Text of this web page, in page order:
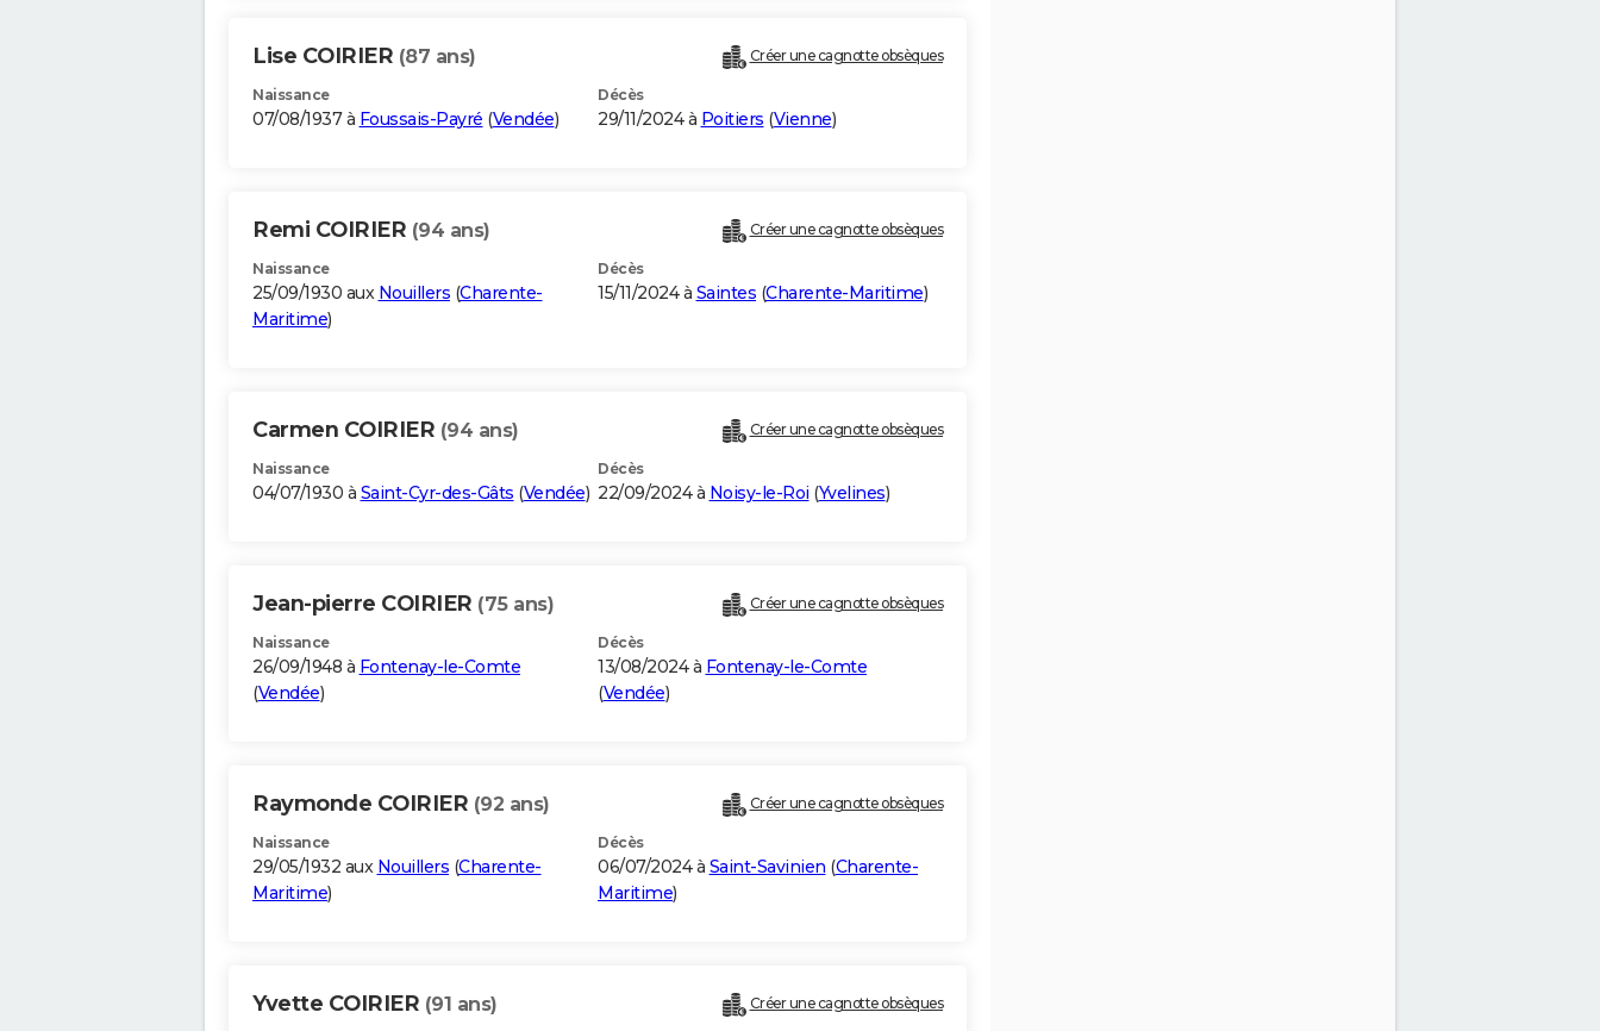
Lise COIRIER (87 ans) Créer une cagnotte obsèques
Naissance
07/08/1937 à Foussais-Payré (Vendée)
Décès
29/11/2024 à Poitiers (Vienne)
Remi COIRIER (94 ans) Créer une cagnotte obsèques
Naissance
25/09/1930 aux Nouillers (Charente-
Maritime)
Décès
15/11/2024 à Saintes (Charente-Maritime)
Carmen COIRIER (94 ans) Créer une cagnotte obsèques
Naissance
04/07/1930 à Saint-Cyr-des-Gâts (Vendée)
Décès
22/09/2024 à Noisy-le-Roi (Yvelines)
Jean-pierre COIRIER (75 ans) Créer une cagnotte obsèques
Naissance
26/09/1948 à Fontenay-le-Comte
(Vendée)
Décès
13/08/2024 à Fontenay-le-Comte
(Vendée)
Raymonde COIRIER (92 ans) Créer une cagnotte obsèques
Naissance
29/05/1932 aux Nouillers (Charente-
Maritime)
Décès
06/07/2024 à Saint-Savinien (Charente-
Maritime)
Yvette COIRIER (91 ans) Créer une cagnotte obsèques